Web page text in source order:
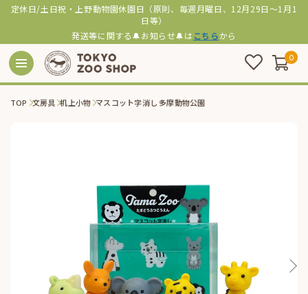
定休日/土日祝・上野動物園休園日（原則、毎週月曜日、12月29日～1月1
日等）
発送等に関する🔔お知らせ🔔は こちらから
0
TOP 文房具 机上小物 マスコット字消し 多摩動物公園